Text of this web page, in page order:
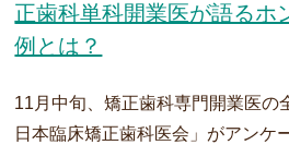
正歯科単科開業医が語る
例とは？
11月中旬、矯正歯科専門開業医の
日本臨床矯正歯科医会」がアンケ